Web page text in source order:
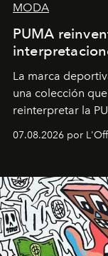
MODA
PUMA
La marca
una colección
reinterpretar la
deportiva hasta
diseño y el
07.08.2026 por